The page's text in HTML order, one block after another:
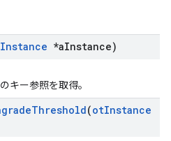
Instance *aInstance)
キー参照を取得。
Threshold(otInstance